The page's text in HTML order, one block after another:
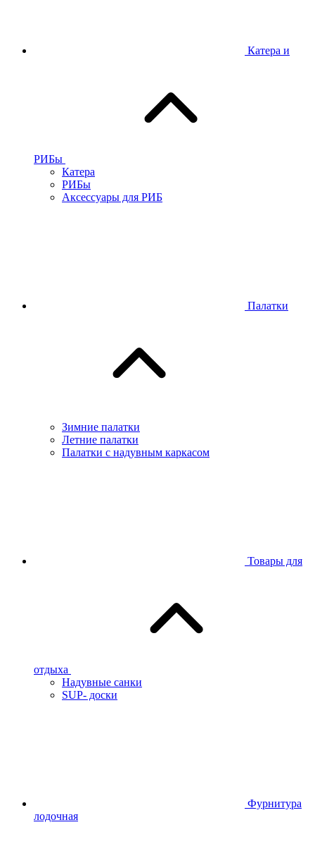
Катера и
РИБы
Катера
РИБы
Аксессуары для РИБ
Палатки
Зимние палатки
Летние палатки
Палатки с надувным каркасом
Товары для
отдыха
Надувные санки
SUP- доски
Фурнитура
лодочная